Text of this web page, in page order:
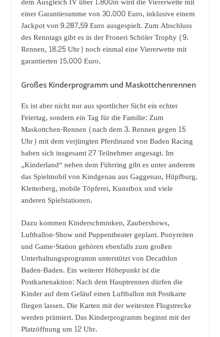
einer Garantiesumme von 30.000 Euro, inklusive einem
Jackpot von 9.287,59 Euro ausgespielt. Zum Abschluss
des Renntags gibt es in der Froneri Schöler Trophy (9.
Rennen, 18.25 Uhr) noch einmal eine Viererwette mit
garantierten 15.000 Euro.
Großes Kinderprogramm und Maskottchenrennen
Es ist aber nicht nur aus sportlicher Sicht ein echter
Feiertag, sondern ein Tag für die Familie: Zum
Maskottchen-Rennen (nach dem 3. Rennen gegen 15
Uhr) mit dem verjüngten Pferdinand von Baden Racing
haben sich insgesamt 27 Teilnehmer angesagt. Im
„Kinderland“ neben dem Führring gibt es unter anderem
das Spielmobil von Kindgenau aus Gaggenau, Hüpfburg,
Kletterberg, mobile Töpferei, Kunstbox und viele
anderen Spielstationen.
Dazu kommen Kinderschminken, Zaubershows,
Luftballon-Show und Puppentheater geplant. Ponyreiten
und Game-Station gehören ebenfalls zum großen
Unterhaltungsprogramm unterstützt von Decathlon
Baden-Baden. Ein weiterer Höhepunkt ist die
Postkartenaktion: Nach dem Hauptrennen dürfen die
Kinder auf dem Geläuf einen Luftballon mit Postkarte
fliegen lassen. Die Karten mit der weitesten Flugstrecke
werden prämiert. Das Kinderprogramm beginnt mit der
Platzöffnung um 12 Uhr.